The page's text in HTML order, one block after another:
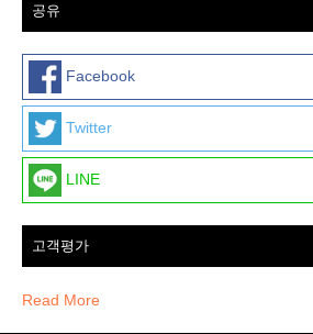
공유
Facebook
Twitter
LINE
고객평가
Read More